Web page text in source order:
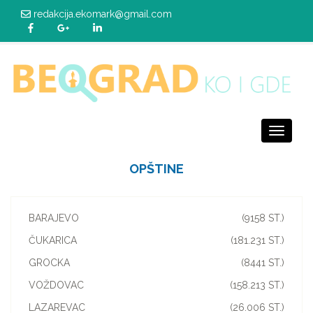
redakcija.ekomark@gmail.com
Toggle
OPŠTINE
(9158 ST.)
BARAJEVO
(181.231 ST.)
ČUKARICA
(8441 ST.)
GROCKA
(158.213 ST.)
VOŽDOVAC
(26.006 ST.)
LAZAREVAC